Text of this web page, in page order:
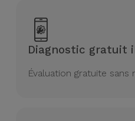
iPad et
Tablette
Diagnostic gratuit
Évaluation gratuite sans